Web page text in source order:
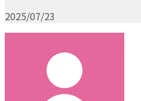
2025/07/23